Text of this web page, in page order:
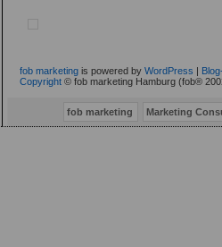
fob marketing is powered by WordPress
Copyright © fob marketing Hamburg (fob®
fob marketing Marketing